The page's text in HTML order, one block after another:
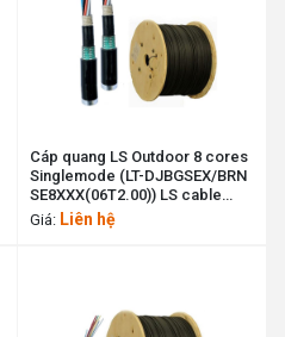
Cáp quang LS Outdoor 8 cores
Singlemode (LT-DJBGSEX/BRN
SE8XXX(06T2.00)) LS cable
11190052
Giá: Liên hệ